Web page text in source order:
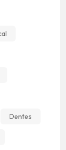
Dentes